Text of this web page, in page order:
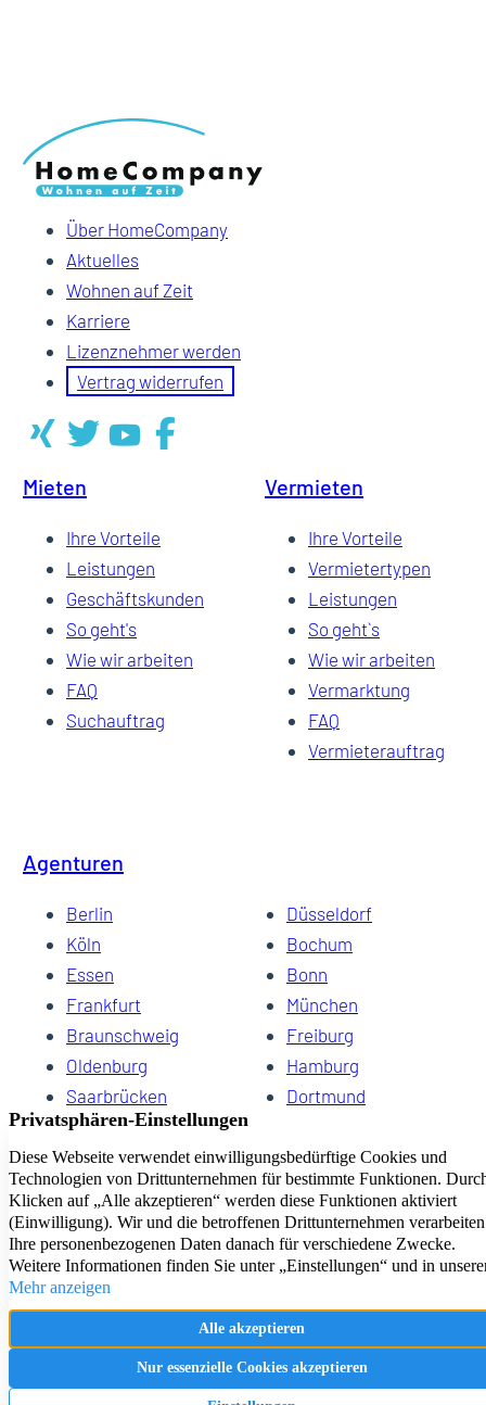
Über HomeCompany
Aktuelles
Wohnen auf Zeit
Karriere
Lizenznehmer werden
Vertrag widerrufen
Mieten
Ihre Vorteile
Leistungen
Geschäftskunden
So geht's
Wie wir arbeiten
FAQ
Suchauftrag
Vermieten
Ihre Vorteile
Vermietertypen
Leistungen
So geht`s
Wie wir arbeiten
Vermarktung
FAQ
Vermieterauftrag
Agenturen
Berlin
Düsseldorf
Köln
Bochum
Essen
Bonn
Frankfurt
München
Braunschweig
Freiburg
Oldenburg
Hamburg
Saarbrücken
Dortmund
Hannover
Dresden
Kiel
Wuppertal
Bremen
HomeCompany eG Ihre Agenturen für Wohnen auf Zeit
Impressum Datenschutz Kontakt